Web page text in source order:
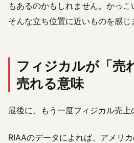
もあるのかもしれません。かっ
そんな立ち位置に近いものを感じ
フィジカルが「売
売れる意味
最後に、もう一度フィジカル売上
RIAAのデータによれば、アメリ